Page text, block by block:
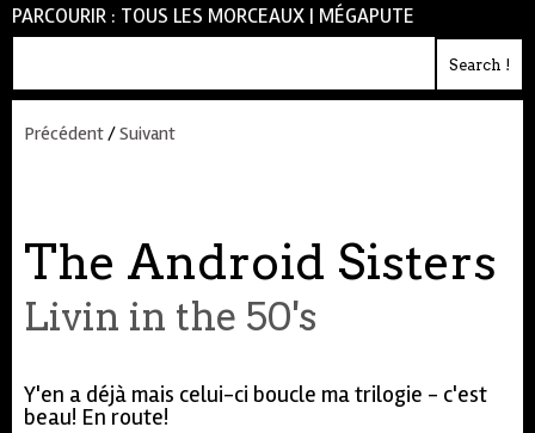
PARCOURIR : TOUS LES MORCEAUX | MÉGAPUTE
Précédent/Suivant
The Android Sisters
Livin in the 50's
Y'en a déjà mais celui-ci boucle ma trilogie - c'est
beau! En route!